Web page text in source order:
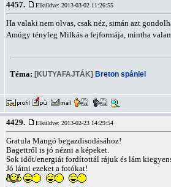
4457. Elküldve: 2013-03-02 11:26:55
Ha valaki nem olvas, csak néz, simán azt
Amúgy tényleg Milkás a fejformája, mintha
Téma: [KUTYAFAJTÁK] Breton spániel
4429. Elküldve: 2013-02-23 14:29:54
Gratula Mangó begazdisodásához!
Bagettről is jó nézni a képeket.
Sok időt/energiát fordítottál rájuk és lám
Jó látni ezeket a fotókat!